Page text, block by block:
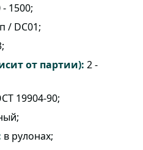
- 1500;
/ DC01;
от партии): 2 -
19904-90;
в рулонах;